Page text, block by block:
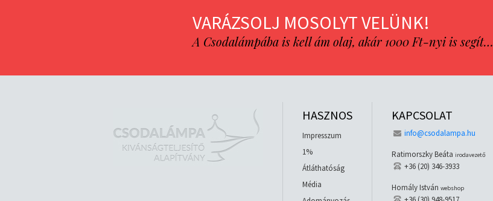
VARÁZSOLJ MOSOLYT VELÜNK!
A Csodalámpába is kell ám olaj, akár 1000 Ft-nyi is segít…
HASZNOS
Impresszum
1%
Átláthatóság
Média
KAPCSOLAT
info@csodalampa.hu
Ratimorszky Beáta irodavezető
+36 (20) 346-3933
Homály István webshop